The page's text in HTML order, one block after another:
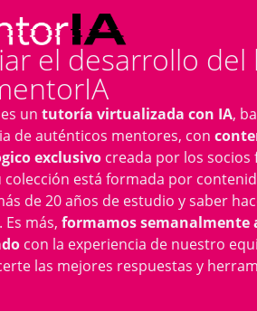
el desarrollo del
es un tutoría virtualizada con IA,
de auténticos mentores, con
exclusivo creada por los
colección está formada por
de 20 años de estudio y saber
más, formamos semanalmente
con la experiencia de nuestro
las mejores respuestas y